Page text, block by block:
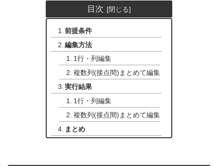
目次
前提条件
編集方法
1行・列編集
複数列(接点間)まとめて編集
実行結果
1行・列編集
複数列(接点間)まとめて編集
まとめ